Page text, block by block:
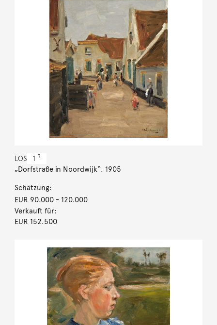
LOS 1 R
„Dorfstraße in Noordwijk“. 1905
Schätzung:
EUR 90.000- 120.000
Verkauft für:
EUR 152.500